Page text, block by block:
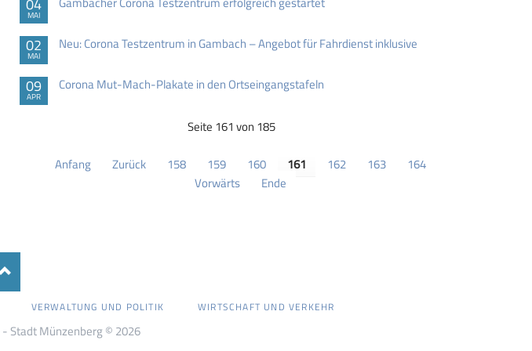
MAI
02
MAI
Neu: Corona Testzentrum in Gambach – Angebot für Fahrdienst inklusive
09
APR
Corona Mut-Mach-Plakate in den Ortseingangstafeln
Seite 161 von 185
Anfang Zurück 158 159 160 161 162 163
164
Vorwärts
Ende
VERWALTUNG UND POLITIK WIRTSCHAFT UND VERKEHR
- Stadt Münzenberg © 2026